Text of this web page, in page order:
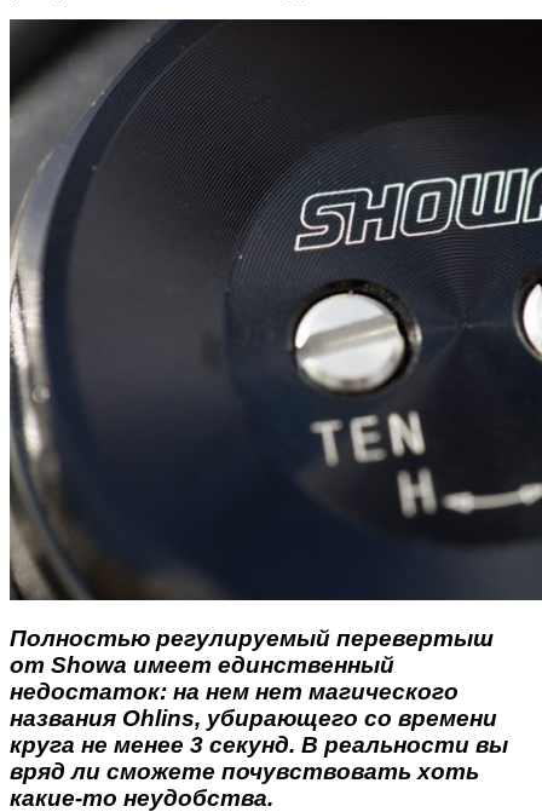
Полностью регулируемый перевертыш
от Showa имеет единственный
недостаток: на нем нет магического
названия Ohlins, убирающего со времени
круга не менее 3 секунд. В реальности вы
вряд ли сможете почувствовать хоть
какие-то неудобства.